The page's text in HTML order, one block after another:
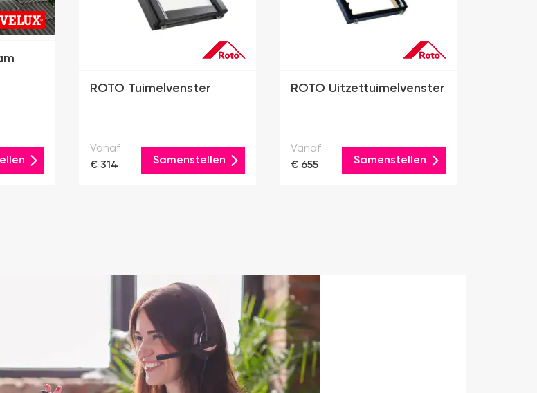
ROTO Tuimelvenster
Vanaf
€ 314
Samenstellen
ROTO Uitzettuimelvenster
Vanaf
€ 655
Samenstellen